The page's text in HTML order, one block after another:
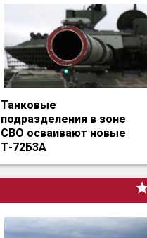
Танковые
подразделения в зоне
СВО осваивают новые
Т-72Б3А